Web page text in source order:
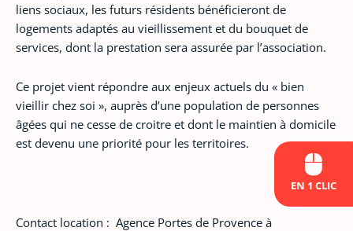
EN 1 CLIC
liens sociaux, les futurs résidents bénéficieront de
logements adaptés au vieillissement et du bouquet de
services, dont la prestation sera assurée par l’association.
Ce projet vient répondre aux enjeux actuels du « bien
vieillir chez soi », auprès d’une population de personnes
âgées qui ne cesse de croitre et dont le maintien à domicile
est devenu une priorité pour les territoires.
Contact location : Agence Portes de Provence à